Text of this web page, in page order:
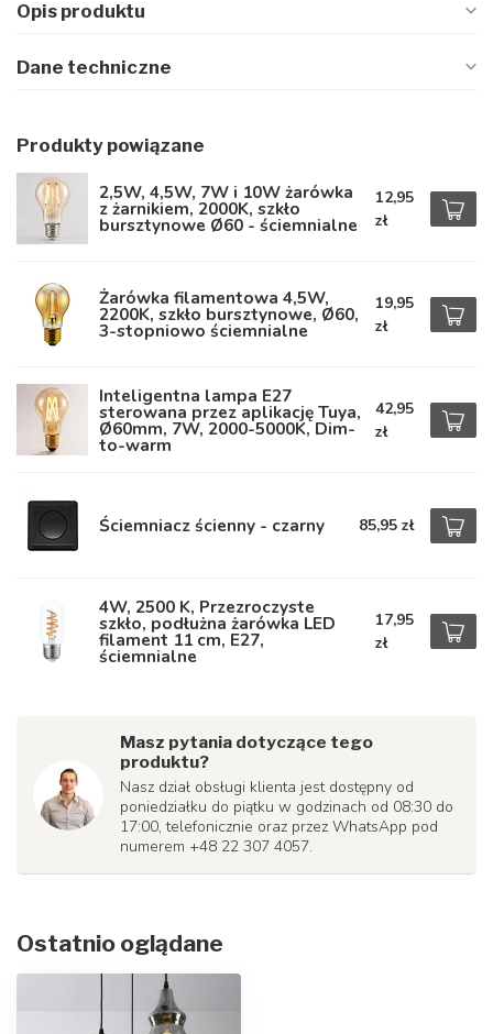
Opis produktu
Dane techniczne
Produkty powiązane
2,5W, 4,5W, 7W i 10W żarówka
z żarnikiem, 2000K, szkło
bursztynowe Ø60 - ściemnialne
12,95
zł
Żarówka filamentowa 4,5W,
2200K, szkło bursztynowe, Ø60,
3-stopniowo ściemnialne
19,95
zł
Inteligentna lampa E27
sterowana przez aplikację Tuya,
Ø60mm, 7W, 2000-5000K, Dim-
to-warm
42,95
zł
Ściemniacz ścienny - czarny 85,95 zł
4W, 2500 K, Przezroczyste
szkło, podłużna żarówka LED
filament 11 cm, E27,
ściemnialne
17,95
zł
Masz pytania dotyczące tego
produktu?
Nasz dział obsługi klienta jest dostępny od
poniedziałku do piątku w godzinach od 08:30 do
17:00, telefonicznie oraz przez WhatsApp pod
numerem +48 22 307 4057.
Ostatnio oglądane